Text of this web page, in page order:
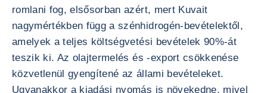
romlani fog, elsősorban azért, mert Kuvait
nagymértékben függ a szénhidrogén-bevételektől,
amelyek a teljes költségvetési bevételek 90%-át
teszik ki. Az olajtermelés és -export csökkenése
közvetlenül gyengítené az állami bevételeket.
Ugyanakkor a kiadási nyomás is növekedne, mivel